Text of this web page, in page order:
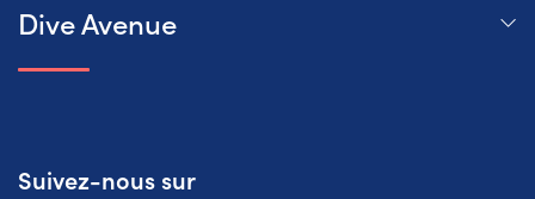
Dive Avenue
Suivez-nous sur